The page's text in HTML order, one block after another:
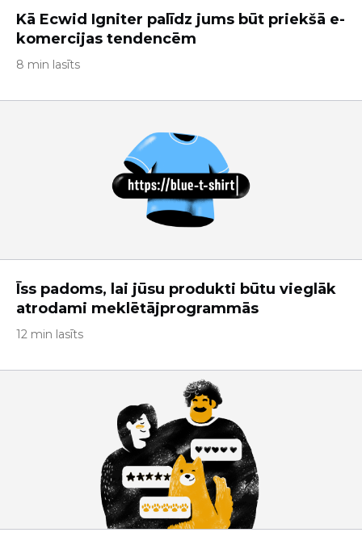
Kā Ecwid Igniter palīdz jums būt priekšā e-
komercijas tendencēm
8 min lasīts
Īss padoms, lai jūsu produkti būtu vieglāk
atrodami meklētājprogrammās
12 min lasīts